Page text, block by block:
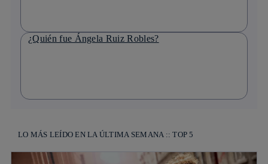
¿Quién fue Ángela Ruiz Robles?
LO MÁS LEÍDO EN LA ÚLTIMA SEMANA :: TOP 5